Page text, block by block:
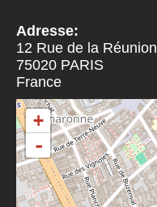
Adresse:
12 Rue de la Réunion
75020 PARIS
France
+
-